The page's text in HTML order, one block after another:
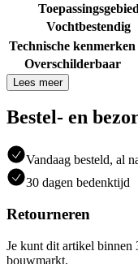
Toepassingsgebied
Vochtbestendig
Technische kenmerken
Overschilderbaar
Lees meer
Bestel- en
Vandaag besteld, al
30 dagen bedenktijd
Retourneren
Je kunt dit artikel binnen
bouwmarkt.